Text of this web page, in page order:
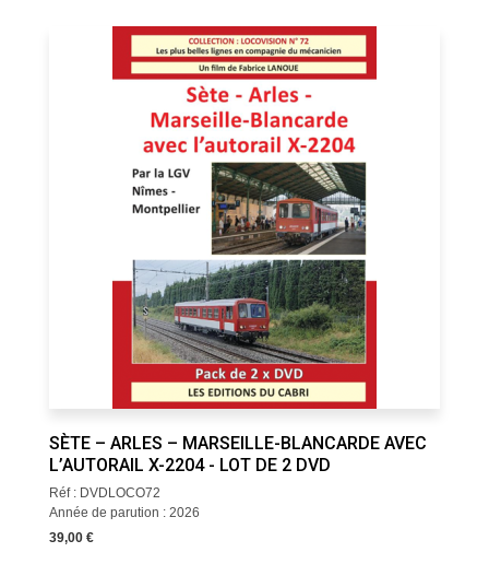
SÈTE – ARLES – MARSEILLE-BLANCARDE AVEC
L’AUTORAIL X-2204 - LOT DE 2 DVD
Réf : DVDLOCO72
Année de parution : 2026
39,00 €